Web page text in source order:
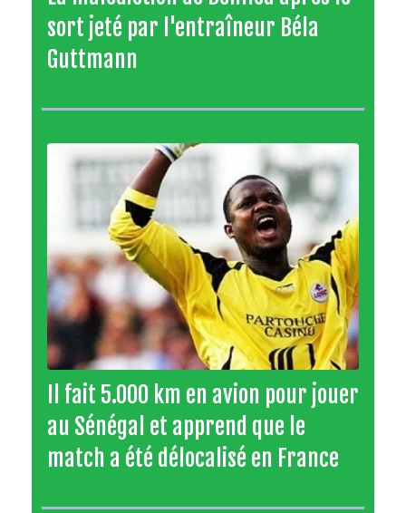
sort jeté par l'entraîneur Béla
Guttmann
Il fait 5.000 km en avion pour jouer
au Sénégal et apprend que le
match a été délocalisé en France